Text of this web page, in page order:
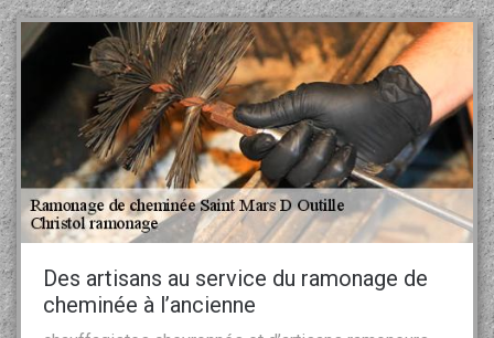
Des artisans au service du ramonage de
cheminée à l’ancienne